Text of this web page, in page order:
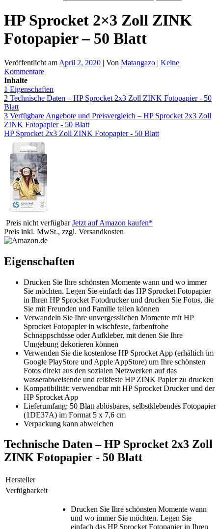
HP Sprocket 2×3 Zoll ZINK
Fotopapier – 50 Blatt
Veröffentlicht am April 2, 2020 | Von Matangazo | Keine
Kommentare
Inhalte
1 Eigenschaften
2 Technische Daten – HP Sprocket 2x3 Zoll ZINK Fotopapier - 50
Blatt
3 Verfügbare Angebote und Preisvergleich – HP Sprocket 2x3 Zoll
ZINK Fotopapier - 50 Blatt
HP Sprocket 2x3 Zoll ZINK Fotopapier - 50 Blatt
Preis nicht verfügbar Jetzt auf Amazon kaufen*
Preis inkl. MwSt., zzgl. Versandkosten
Eigenschaften
Drucken Sie Ihre schönsten Momente wann und wo immer
Sie möchten. Legen Sie einfach das HP Sprocket Fotopapier
in Ihren HP Sprocket Fotodrucker und drucken Sie Fotos, die
Sie mit Freunden und Familie teilen können
Verwandeln Sie Ihre unvergesslichen Momente mit HP
Sprocket Fotopapier in wischfeste, farbenfrohe
Schnappschüsse oder Aufkleber, mit denen Sie Ihre
Umgebung dekorieren können
Verwenden Sie die kostenlose HP Sprocket App (erhältich im
Google PlayStore und Apple AppStore) um Ihre schönsten
Fotos direkt aus den sozialen Netzwerken auf das
wasserabweisende und reißfeste HP ZINK Papier zu drucken
Kompatibilität: verwendbar mit HP Sprocket Drucker und der
HP Sprocket App
Lieferumfang: 50 Blatt ablösbares, selbstklebendes Fotopapier
(1DE37A) im Format 5 x 7,6 cm
Verpackung kann abweichen
Technische Daten – HP Sprocket 2x3 Zoll
ZINK Fotopapier - 50 Blatt
Hersteller
Verfügbarkeit
Drucken Sie Ihre schönsten Momente wann
und wo immer Sie möchten. Legen Sie
einfach das HP Sprocket Fotopapier in Ihren